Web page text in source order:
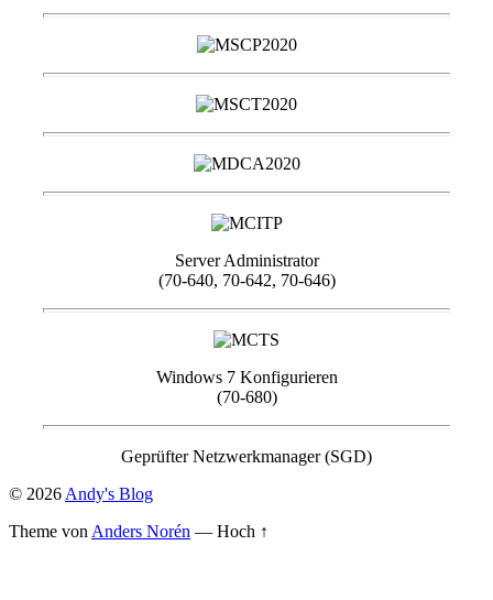
Server Administrator
(70-640, 70-642, 70-646)
Windows 7 Konfigurieren
(70-680)
Geprüfter Netzwerkmanager (SGD)
© 2026 Andy's Blog
Theme von Anders Norén — Hoch ↑